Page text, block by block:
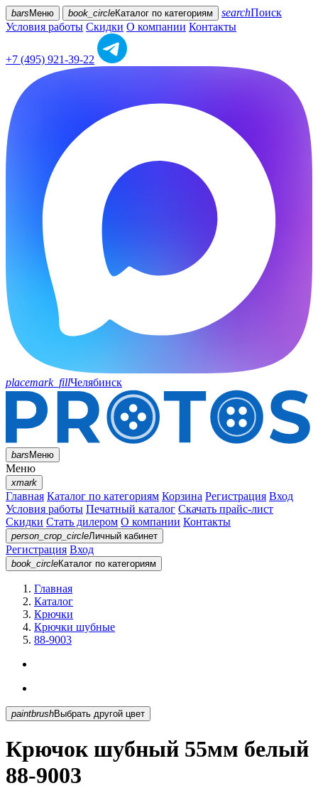
bars Меню book_circleКаталог по категориям searchПоиск
Условия работы Скидки О компании Контакты
+7 (495) 921-39-22
placemark_fillЧелябинск
barsМеню
Меню
xmark
Главная Каталог по категориям Корзина Регистрация Вход
Условия работы Печатный каталог Скачать прайс-лист
Скидки Стать дилером О компании Контакты
person_crop_circleЛичный кабинет
Регистрация Вход
book_circleКаталог по категориям
Главная
Каталог
Крючки
Крючки шубные
88-9003
paintbrush Выбрать другой цвет
Крючок шубный 55мм белый
88-9003